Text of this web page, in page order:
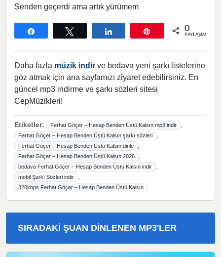
Senden geçerdi ama artık yürümem
0
PAYLAŞIMLAR
Daha fazla müzik indir ve bedava yeni şarkı listelerine
göz atmak için ana sayfamızı ziyaret edebilirsiniz. En
güncel mp3 indirme ve şarkı sözleri sitesi
CepMüzikleri!
Etiketler: Ferhat Göçer – Hesap Benden Üstü Kalsın mp3 indir ,
Ferhat Göçer – Hesap Benden Üstü Kalsın şarkı sözleri ,
Ferhat Göçer – Hesap Benden Üstü Kalsın dinle ,
Ferhat Göçer – Hesap Benden Üstü Kalsın 2026 ,
bedava Ferhat Göçer – Hesap Benden Üstü Kalsın indir ,
mobil Şarkı Sözleri indir ,
320kbps Ferhat Göçer – Hesap Benden Üstü Kalsın
SIRADAKI ŞUAN DINLENEN MP3'LER